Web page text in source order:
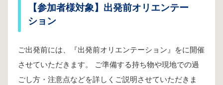
【参加者様対象】出発前オリエンテー
ション
ご出発前には、『出発前オリエンテーション』をに開催
させていただきます。 ご準備する持ち物や現地での過
ごし方・注意点などを詳しくご説明させていただきま